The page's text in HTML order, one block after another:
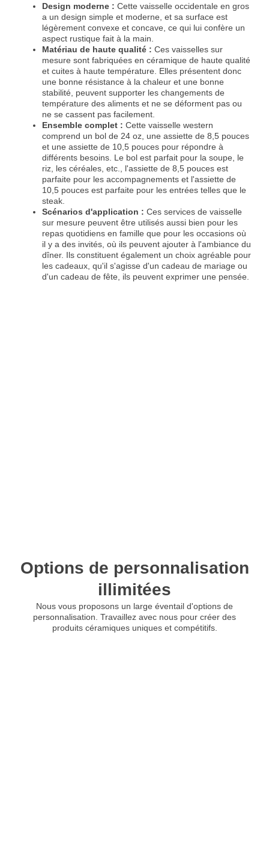
Design moderne : Cette vaisselle occidentale en gros
a un design simple et moderne, et sa surface est
légèrement convexe et concave, ce qui lui confère un
aspect rustique fait à la main.
Matériau de haute qualité : Ces vaisselles sur
mesure sont fabriquées en céramique de haute qualité
et cuites à haute température. Elles présentent donc
une bonne résistance à la chaleur et une bonne
stabilité, peuvent supporter les changements de
température des aliments et ne se déforment pas ou
ne se cassent pas facilement.
Ensemble complet : Cette vaisselle western
comprend un bol de 24 oz, une assiette de 8,5 pouces
et une assiette de 10,5 pouces pour répondre à
différents besoins. Le bol est parfait pour la soupe, le
riz, les céréales, etc., l'assiette de 8,5 pouces est
parfaite pour les accompagnements et l'assiette de
10,5 pouces est parfaite pour les entrées telles que le
steak.
Scénarios d'application : Ces services de vaisselle
sur mesure peuvent être utilisés aussi bien pour les
repas quotidiens en famille que pour les occasions où
il y a des invités, où ils peuvent ajouter à l'ambiance du
dîner. Ils constituent également un choix agréable pour
les cadeaux, qu'il s'agisse d'un cadeau de mariage ou
d'un cadeau de fête, ils peuvent exprimer une pensée.
Options de personnalisation
illimitées
Nous vous proposons un large éventail d'options de
personnalisation. Travaillez avec nous pour créer des
produits céramiques uniques et compétitifs.